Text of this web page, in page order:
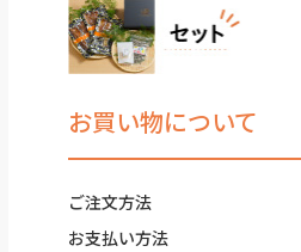
お買い物について
ご注文方法
お支払い方法